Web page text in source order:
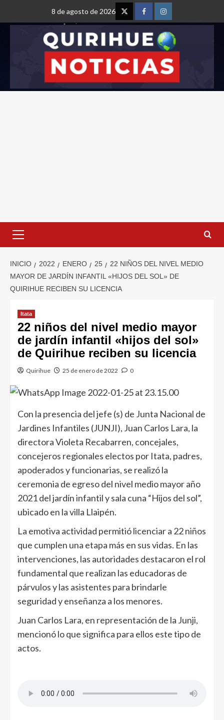
8 de agosto de 2026
INICIO 2022 ENERO 25
22 NIÑOS DEL NIVEL MEDIO
MAYOR DE JARDÍN INFANTIL «HIJOS DEL SOL» DE
QUIRIHUE RECIBEN SU LICENCIA
Itata
22 niños del nivel medio mayor
de jardín infantil «hijos del sol»
de Quirihue reciben su licencia
Quirihue 25 de enero de 2022 0
Con la presencia del jefe (s) de Junta Nacional de
Jardines Infantiles (JUNJI), Juan Carlos Lara, la
directora Violeta Recabarren, concejales,
concejeros regionales electos por Itata, padres,
apoderados y funcionarias, se realizó la
ceremonia de egreso del nivel medio mayor año
2021 del jardín infantil y sala cuna “Hijos del sol”,
ubicado en la villa Llaipén.
La emotiva actividad permitió licenciar a 22 niños
que cumplen una etapa más en sus vidas. En las
intervenciones, las autoridades destacaron el rol
fundamental que realizan las educadoras de
párvulos y las asistentes para brindarle
seguridad y enseñanza a los menores.
Juan Carlos Lara, en representación de la Junji,
mencionó lo que significa para ellos este tipo de
actos.